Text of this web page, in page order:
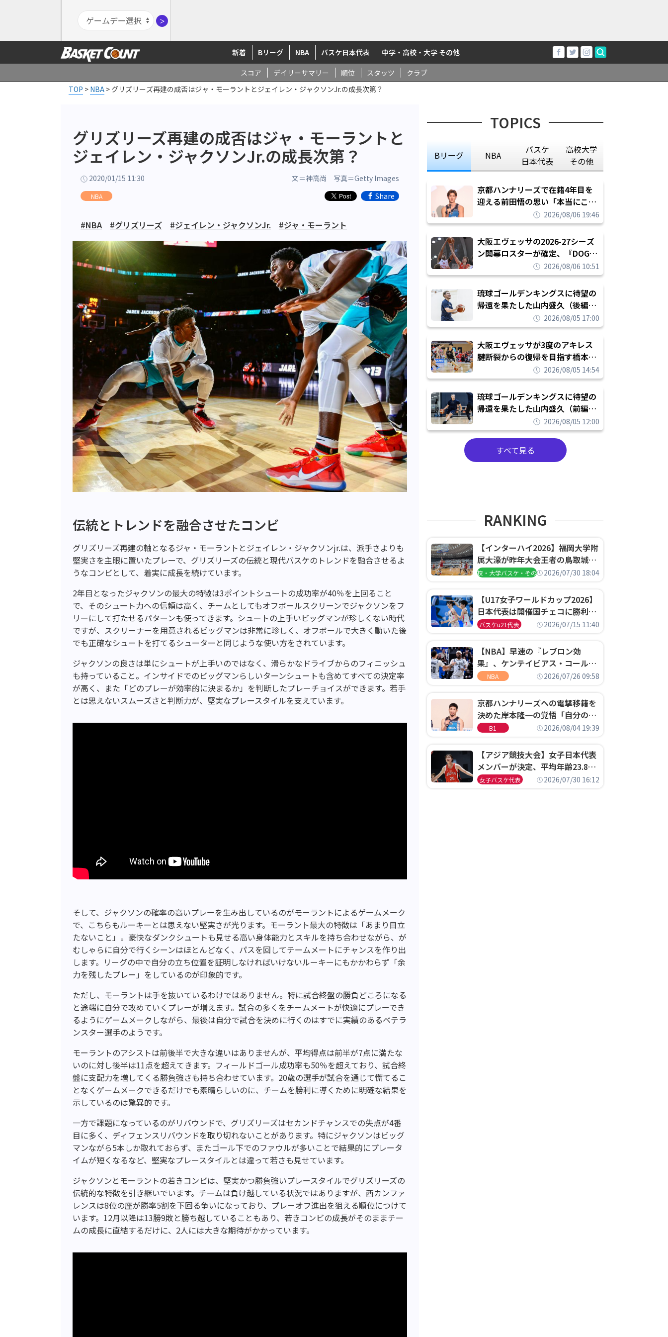
＞
新着 Bリーグ NBA バスケ日本代表 中学・高校・大学 その他
スコア デイリーサマリー 順位 スタッツ
クラブ
TOP > NBA > グリズリーズ再建の成否はジャ・モーラントとジェイレン・ジャクソンJr.の成長次第？
グリズリーズ再建の成否はジャ・モーラントと
ジェイレン・ジャクソンJr.の成長次第？
2020/01/15 11:30 文＝神高尚 写真＝Getty Images
NBA Share
#NBA #グリズリーズ #ジェイレン・ジャクソンJr. #ジャ・モーラント
伝統とトレンドを融合させたコンビ
グリズリーズ再建の軸となるジャ・モーラントとジェイレン・ジャクソンjr.は、派手さよりも
堅実さを主眼に置いたプレーで、グリズリーズの伝統と現代バスケのトレンドを融合させるよ
うなコンビとして、着実に成長を続けています。
2年目となったジャクソンの最大の特徴は3ポイントシュートの成功率が40％を上回ること
で、そのシュート力への信頼は高く、チームとしてもオフボールスクリーンでジャクソンをフ
リーにして打たせるパターンも使ってきます。シュートの上手いビッグマンが珍しくない時代
ですが、スクリーナーを用意されるビッグマンは非常に珍しく、オフボールで大きく動いた後
でも正確なシュートを打てるシューターと同じような使い方をされています。
ジャクソンの良さは単にシュートが上手いのではなく、滑らかなドライブからのフィニッシュ
も持っていること。インサイドでのビッグマンらしいターンシュートも含めてすべての決定率
が高く、また「どのプレーが効率的に決まるか」を判断したプレーチョイスができます。若手
とは思えないスムーズさと判断力が、堅実なプレースタイルを支えています。
そして、ジャクソンの確率の高いプレーを生み出しているのがモーラントによるゲームメーク
で、こちらもルーキーとは思えない堅実さが光ります。モーラント最大の特徴は「あまり目立
たないこと」。豪快なダンクシュートも見せる高い身体能力とスキルを持ち合わせながら、が
むしゃらに自分で行くシーンはほとんどなく、パスを回してチームメートにチャンスを作り出
します。リーグの中で自分の立ち位置を証明しなければいけないルーキーにもかかわらず「余
力を残したプレー」をしているのが印象的です。
ただし、モーラントは手を抜いているわけではありません。特に試合終盤の勝負どころになる
と途端に自分で攻めていくプレーが増えます。試合の多くをチームメートが快適にプレーでき
るようにゲームメークしながら、最後は自分で試合を決めに行くのはすでに実績のあるベテラ
ンスター選手のようです。
モーラントのアシストは前後半で大きな違いはありませんが、平均得点は前半が7点に満たな
いのに対し後半は11点を超えてきます。フィールドゴール成功率も50％を超えており、試合終
盤に支配力を増してくる勝負強さも持ち合わせています。20歳の選手が試合を通じて慌てるこ
となくゲームメークできるだけでも素晴らしいのに、チームを勝利に導くために明確な結果を
示しているのは驚異的です。
一方で課題になっているのがリバウンドで、グリズリーズはセカンドチャンスでの失点が4番
目に多く、ディフェンスリバウンドを取り切れないことがあります。特にジャクソンはビッグ
マンながら5本しか取れておらず、またゴール下でのファウルが多いことで結果的にプレータ
イムが短くなるなど、堅実なプレースタイルとは違って若さも見せています。
ジャクソンとモーラントの若きコンビは、堅実かつ勝負強いプレースタイルでグリズリーズの
伝統的な特徴を引き継いでいます。チームは負け越している状況ではありますが、西カンファ
レンスは8位の座が勝率5割を下回る争いになっており、プレーオフ進出を狙える順位につけて
います。12月以降は13勝9敗と勝ち越していることもあり、若きコンビの成長がそのままチー
ムの成長に直結するだけに、2人には大きな期待がかかっています。
TOPICS
Bリーグ NBA
バスケ
日本代表
高校大学
その他
京都ハンナリーズで在籍4年目を
迎える前田悟の思い「本当にこの
チームで勝ちたい、負けたまま舐
められたまま終わりたくない」
2026/08/06 19:46
大阪エヴェッサの2026-27シーズ
ン開幕ロスターが確定、『DOG
FIGHT』のチームカルチャーを推
し進めて結果を求めるシーズンへ
2026/08/06 10:51
琉球ゴールデンキングスに待望の
帰還を果たした山内盛久（後編）
「1人のウチナーンチュとしてみ
んなが誇りに思えるチームにして
いく」
2026/08/05 17:00
大阪エヴェッサが3度のアキレス
腱断裂からの復帰を目指す橋本拓
哉と契約を締結「もう一度コート
に立ちたい」
2026/08/05 14:54
琉球ゴールデンキングスに待望の
帰還を果たした山内盛久（前編）
「キングスが積み上げてきたもの
を次の世代に繋いでいくのがやり
甲斐」
2026/08/05 12:00
すべて見る
RANKING
【インターハイ2026】福岡大学附
属大濠が昨年大会王者の鳥取城北
を撃破、大阪薫英女学院は岐阜女
高校・大学バスケ・その他2026/07/30 18:04
【U17女子ワールドカップ2026】
日本代表は開催国チェコに勝利し
て予選グループ3連勝で首位通
決定
バスケu21代表 2026/07/15 11:40
【NBA】早速の『レブロン効
果』、ケンテイビアス・コールド
ウェル・ポープがセブンティシク
NBA 2026/07/26 09:58
京都ハンナリーズへの電撃移籍を
決めた岸本隆一の覚悟「自分のエ
ゴというちっぽけなことのため
B1 2026/08/04 19:39
【アジア競技大会】女子日本代表
メンバーが決定、平均年齢23.8歳
のフレッシュなメンバーが日本開
女子バスケ代表 2026/07/30 16:12